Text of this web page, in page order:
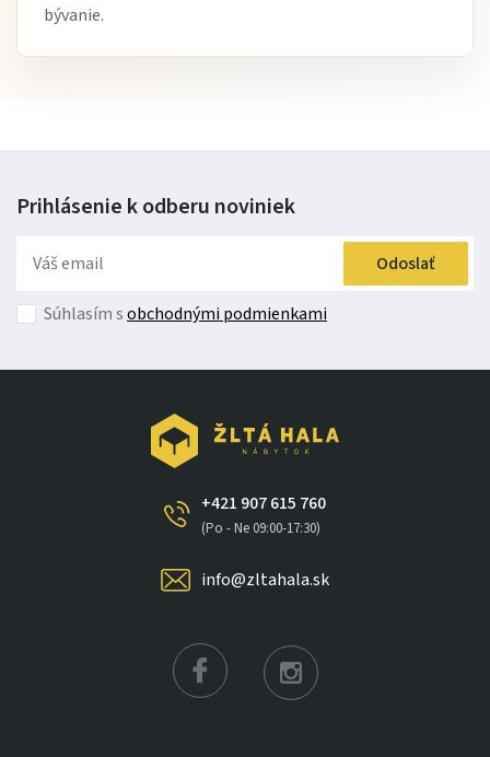
bývanie.
Prihlásenie k odberu noviniek
Odoslať
Súhlasím sobchodnými podmienkami
+421 907 615 760
(Po - Ne 09:00-17:30)
info@zltahala.sk